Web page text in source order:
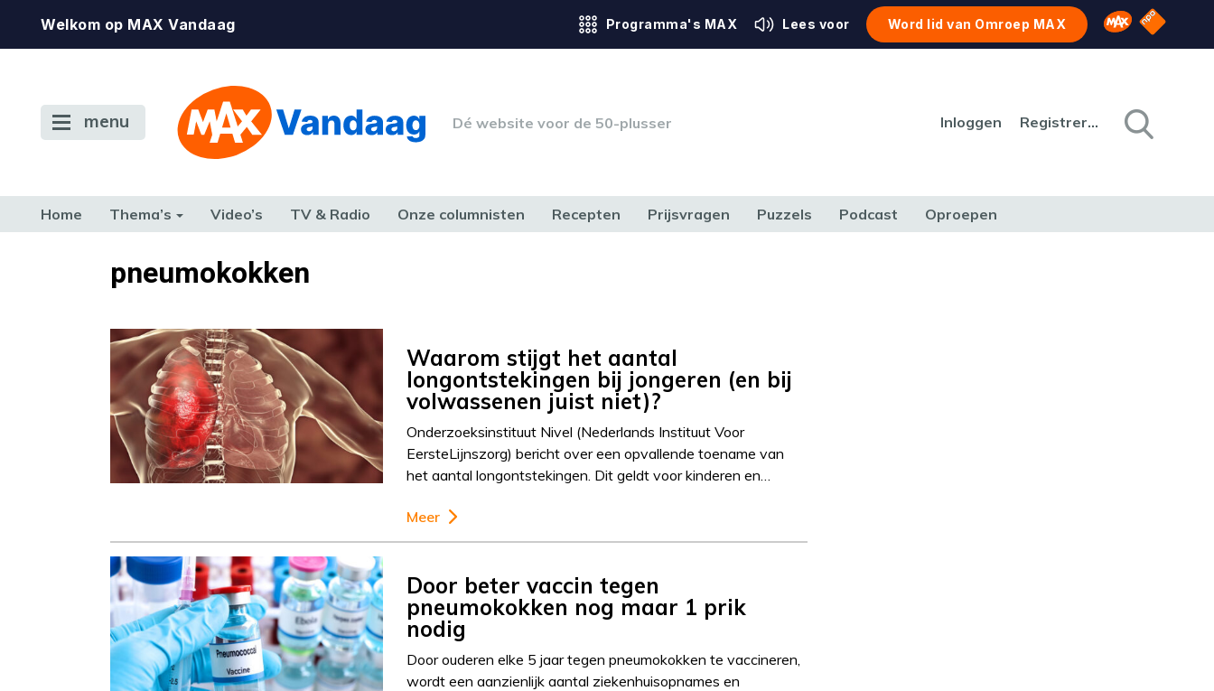
Welkom op MAX Vandaag Programma's MAX Lees voor Word lid van Omroep MAX Omroep MAX
NPO
menu Dé website voor de 50-plusser Inloggen Registreren
Home Thema’s Video’s TV & Radio Onze columnisten Recepten Prijsvragen Puzzels Podcast Oproepen
TERUG NAAR TOENpneumokokken
Waarom stijgt het aantal
longontstekingen bij jongeren (en bij
volwassenen juist niet)?
Onderzoeksinstituut Nivel (Nederlands Instituut Voor
EersteLijnszorg) bericht over een opvallende toename van
het aantal longontstekingen. Dit geldt voor kinderen en…
Meer
Door beter vaccin tegen
pneumokokken nog maar 1 prik
nodig
Door ouderen elke 5 jaar tegen pneumokokken te vaccineren,
wordt een aanzienlijk aantal ziekenhuisopnames en